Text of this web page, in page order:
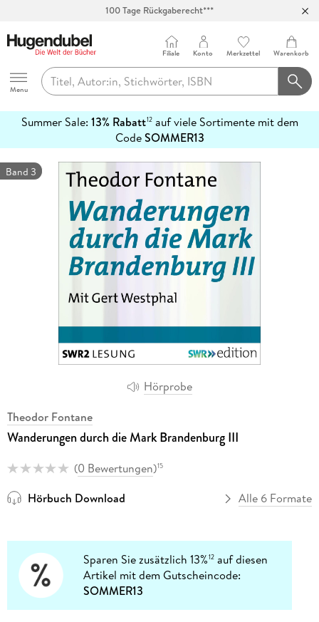
100 Tage Rückgaberecht***
Hugendubel
Menu
Filiale Konto Merkzettel Warenkorb
Summer Sale: 13% Rabatt12auf viele Sortimente mit dem
CodeSOMMER13
erfahren
Hörprobe
Band 3
Theodor Fontane
Wanderungen durch die Mark Brandenburg III
(0 Bewertungen)15
Hörbuch Download Alle 6 Formate
Sparen Sie zusätzlich 13%12 auf diesen
Artikel mit dem Gutscheincode:
SOMMER13